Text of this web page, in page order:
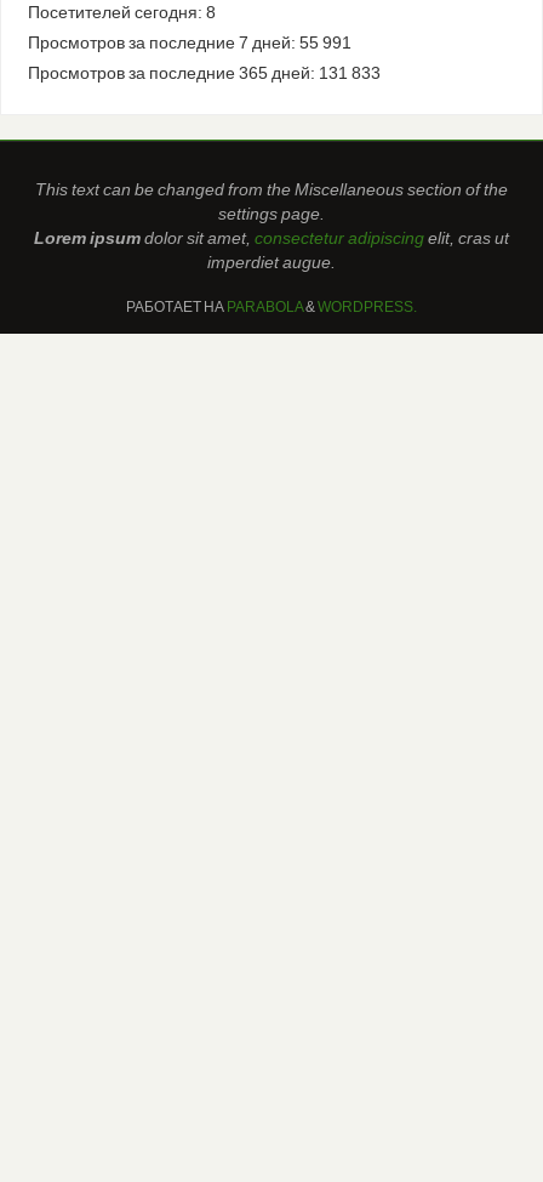
Посетителей сегодня: 8
Просмотров за последние 7 дней: 55 991
Просмотров за последние 365 дней: 131 833
This text can be changed from the Miscellaneous section of the
settings page.
Lorem ipsumdolor sit amet, consectetur adipiscingelit, cras ut
imperdiet augue.
РАБОТАЕТ НА PARABOLA&WORDPRESS.